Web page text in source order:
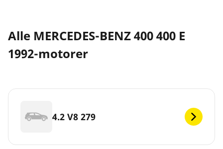
Alle MERCEDES-BENZ 400 400 E
1992-motorer
4.2 V8 279